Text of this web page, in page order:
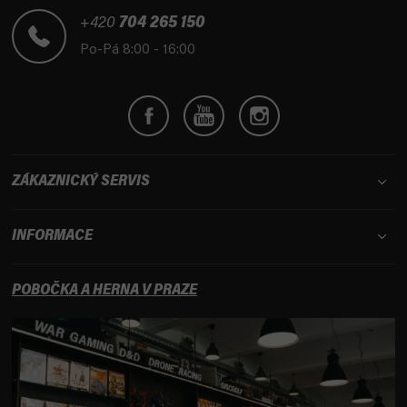
+420 704 265 150
Po-Pá 8:00 - 16:00
ZÁKAZNICKÝ SERVIS
INFORMACE
POBOČKA A HERNA V PRAZE